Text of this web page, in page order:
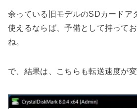
余っている旧モデルのSDカードア
使えるならば、予備として持って
ね。
で、結果は、こちらも転送速度が